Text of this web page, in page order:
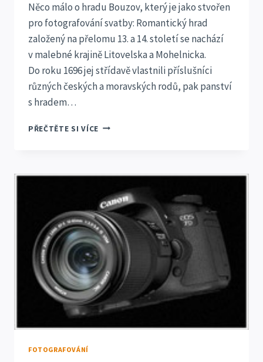
Něco málo o hradu Bouzov, který je jako stvořen
pro fotografování svatby: Romantický hrad
založený na přelomu 13. a 14. století se nachází
v malebné krajině Litovelska a Mohelnicka.
Do roku 1696 jej střídavě vlastnili příslušníci
různých českých a moravských rodů, pak panství
s hradem…
PŘEČTĚTE SI VÍCESVATEBNÍ
A
MARCELKA
JANÍKOVI
23.8.2014
FOTOGRAFOVÁNÍ